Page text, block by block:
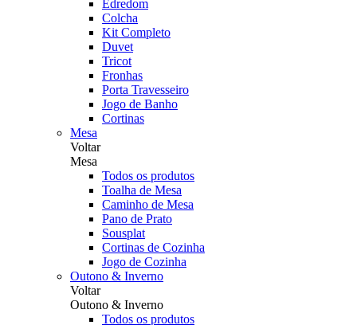
Edredom
Colcha
Kit Completo
Duvet
Tricot
Fronhas
Porta Travesseiro
Jogo de Banho
Cortinas
Mesa
Voltar
Mesa
Todos os produtos
Toalha de Mesa
Caminho de Mesa
Pano de Prato
Sousplat
Cortinas de Cozinha
Jogo de Cozinha
Outono & Inverno
Voltar
Outono & Inverno
Todos os produtos